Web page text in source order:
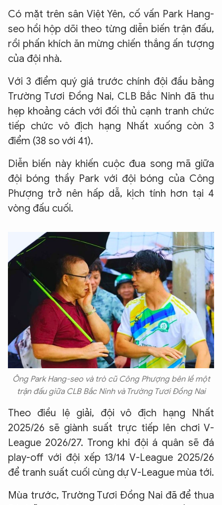
Có mặt trên sân Việt Yên, cố vấn Park Hang-
seo hồi hộp dõi theo từng diễn biến trận đấu,
rồi phấn khích ăn mừng chiến thắng ấn tượng
của đội nhà.
Với 3 điểm quý giá trước chính đội đầu bảng
Trường Tươi Đồng Nai, CLB Bắc Ninh đã thu
hẹp khoảng cách với đối thủ cạnh tranh chức
tiếp chức vô địch hạng Nhất xuống còn 3
điểm (38 so với 41).
Diễn biến này khiến cuộc đua song mã giữa
đội bóng thầy Park với đội bóng của Công
Phượng trở nên hấp dẫ, kịch tính hơn tại 4
vòng đấu cuối.
Ông Park Hang-seo và trò cũ Công Phượng bên lề một
trận đấu giữa CLB Bắc Ninh và Trường Tươi Đồng Nai
Theo điều lệ giải, đội vô địch hạng Nhất
2025/26 sẽ giành suất trực tiếp lên chơi V-
League 2026/27. Trong khi đội á quân sẽ đá
play-off với đội xếp 13/14 V-League 2025/26
để tranh suất cuối cùng dự V-League mùa tới.
Mùa trước, Trường Tươi Đồng Nai đã để thua